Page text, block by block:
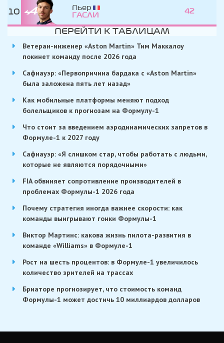
10
Пьер
ГАСЛИ
42
ПЕРЕЙТИ К ТАБЛИЦАМ
Ветеран-инженер «Aston Martin» Тим Маккалоу
покинет команду после 2026 года
Сафнауэр: «Первопричина бардака с «Aston Martin»
была заложена пять лет назад»
Как мобильные платформы меняют подход
болельщиков к прогнозам на Формулу-1
Что стоит за введением аэродинамических запретов в
Формуле-1 к 2027 году
Сафнауэр: «Я слишком стар, чтобы работать с людьми,
которые не являются порядочными»
FIA обвиняет сопротивление производителей в
проблемах Формулы-1 2026 года
Почему стратегия иногда важнее скорости: как
команды выигрывают гонки Формулы-1
Виктор Мартинс: какова жизнь пилота-развития в
команде «Williams» в Формуле-1
Рост на шесть процентов: в Формуле-1 увеличилось
количество зрителей на трассах
Бриаторе прогнозирует, что стоимость команд
Формулы-1 может достичь 10 миллиардов долларов